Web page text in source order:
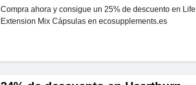
Compra ahora y consigue un 25% de descuento en Life
Extension Mix Cápsulas en ecosupplements.es